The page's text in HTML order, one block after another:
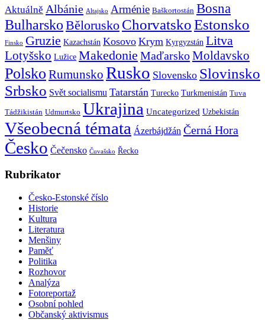
Aktuálně Albánie Altajsko Arménie Baškortostán Bosna
Bulharsko Bělorusko ChorvatskoEstonsko
Finsko Gruzie Kazachstán Kosovo Krym Kyrgyzstán Litva
Lotyšsko Lužice Makedonie MaďarskoMoldavsko
Polsko Rumunsko Rusko Slovensko Slovinsko
Srbsko Svět socialismu Tatarstán Turecko Turkmenistán Tuva
Tádžikistán Udmurtsko Ukrajina Uncategorized Uzbekistán
Všeobecná témata Ázerbájdžán Černá Hora
Česko Čečensko Čuvašsko Řecko
Rubrikator
Česko-Estonské číslo
Historie
Kultura
Literatura
Menšiny
Paměť
Politika
Rozhovor
Analýza
Fotoreportaž
Osobní pohled
Občanský aktivismus